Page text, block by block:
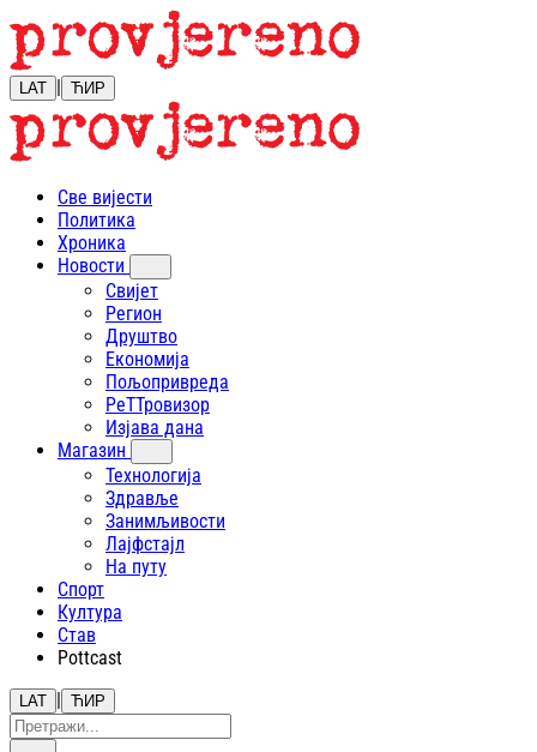
LAT | ЋИР
Све вијести
Политика
Хроника
Новости
Свијет
Регион
Друштво
Економија
Пољопривреда
РеТТровизор
Изјава дана
Магазин
Технологија
Здравље
Занимљивости
Лајфстajл
На путу
Спорт
Култура
Став
Pottcast
LAT | ЋИР